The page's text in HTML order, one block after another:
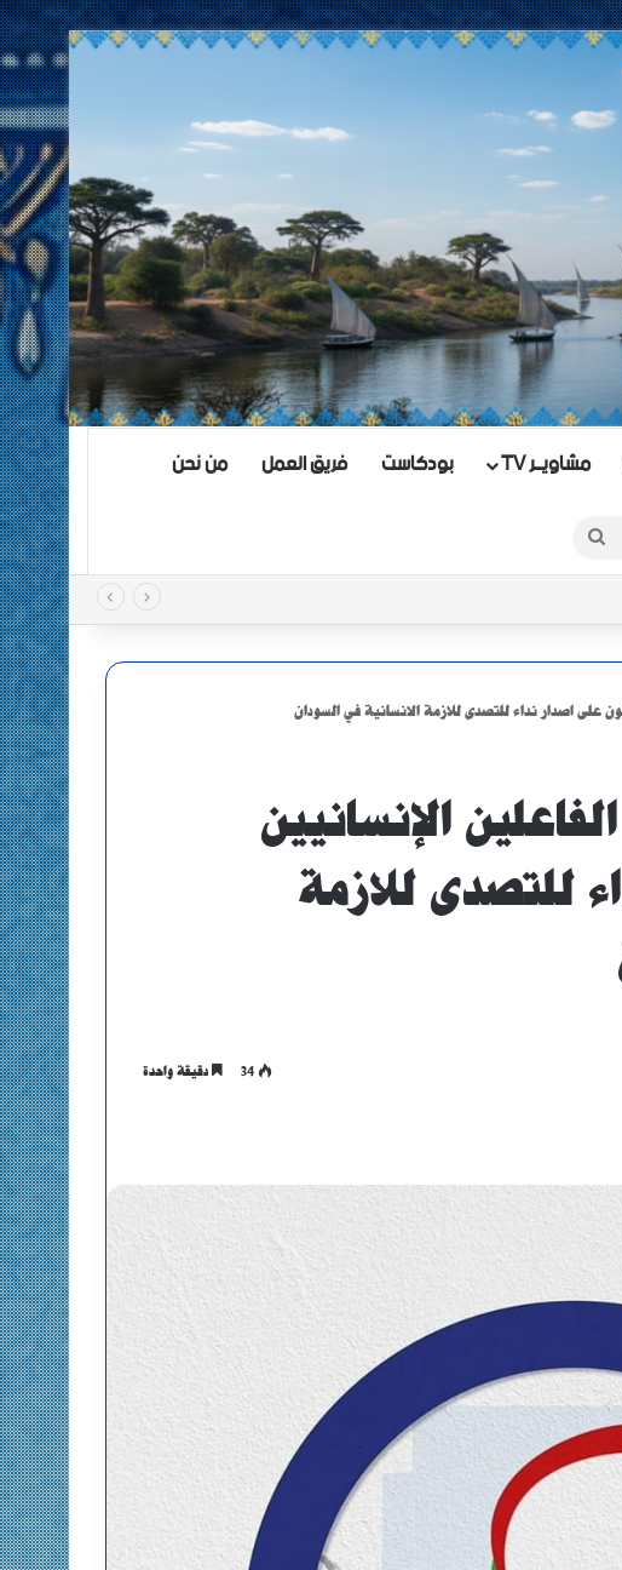
مشاويــر TV بودكاست فريق العمل من نحن
بحث
عن
على اصدار نداء للتصدى للازمة الانسانية في السودان
الإنسانيين
للتصدى للازمة
34 دقيقة واحدة